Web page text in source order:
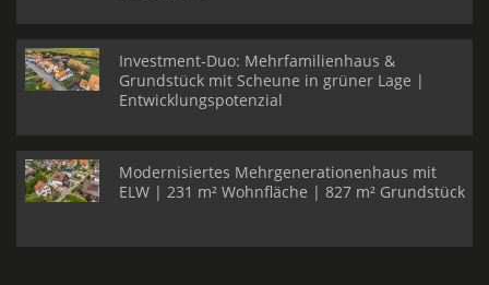
Investment-Duo: Mehrfamilienhaus &
Grundstück mit Scheune in grüner Lage |
Entwicklungspotenzial
Modernisiertes Mehrgenerationenhaus mit
ELW | 231 m² Wohnfläche | 827 m² Grundstück